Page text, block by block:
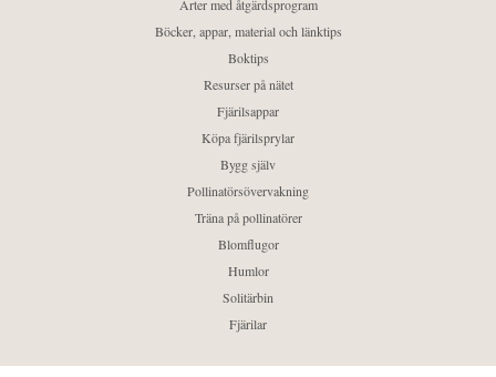
Arter med åtgärdsprogram
Böcker, appar, material och länktips
Boktips
Resurser på nätet
Fjärilsappar
Köpa fjärilsprylar
Bygg själv
Pollinatörsövervakning
Träna på pollinatörer
Blomflugor
Humlor
Solitärbin
Fjärilar